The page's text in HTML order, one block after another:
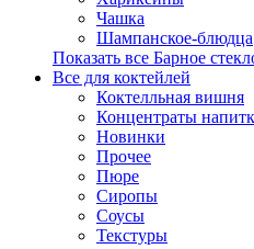
Чашка
Шампанское-блюдца
Показать все Барное
Все для коктейлей
Коктелльная вишня
Концентраты
Новинки
Прочее
Пюре
Сиропы
Соусы
Текстуры